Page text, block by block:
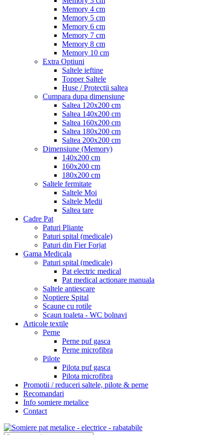
Memory 4 cm
Memory 5 cm
Memory 6 cm
Memory 7 cm
Memory 8 cm
Memory 10 cm
Extra Optiuni
Saltele ieftine
Topper Saltele
Huse / Protectii saltea
Cumpara dupa dimensiune
Saltea 120x200 cm
Saltea 140x200 cm
Saltea 160x200 cm
Saltea 180x200 cm
Saltea 200x200 cm
Dimensiune (Memory)
140x200 cm
160x200 cm
180x200 cm
Saltele fermitate
Saltele Moi
Saltele Medii
Saltea tare
Cadre Pat
Paturi Pliante
Paturi spital (medicale)
Paturi din Fier Forjat
Gama Medicala
Paturi spital (medicale)
Pat electric medical
Pat medical actionare manuala
Saltele antiescare
Noptiere Spital
Scaune cu rotile
Scaun toaleta - WC bolnavi
Articole textile
Perne
Perne puf gasca
Perne microfibra
Pilote
Pilota puf gasca
Pilota microfibra
Promotii / reduceri saltele, pilote & perne
Recomandari
Info somiere metalice
Contact